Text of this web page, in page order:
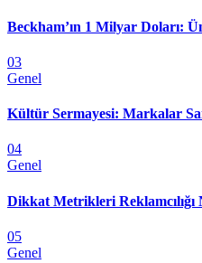
Beckham’ın 1 Milyar Doları:
03
Genel
Kültür Sermayesi: Markalar
04
Genel
Dikkat Metrikleri Reklamcılığı
05
Genel